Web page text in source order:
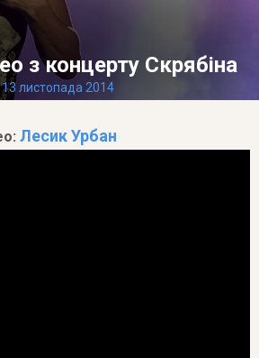
з концерту Скрябіна
13 листопада 2014
Лесик Урбан